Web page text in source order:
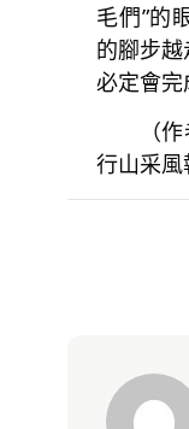
毛們”的
的腳步
必定會完
（作者
行山采風